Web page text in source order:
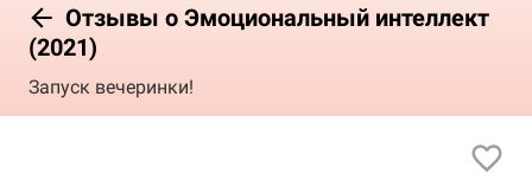
Отзывы о Эмоциональный интеллект
(2021)
Запуск вечеринки!